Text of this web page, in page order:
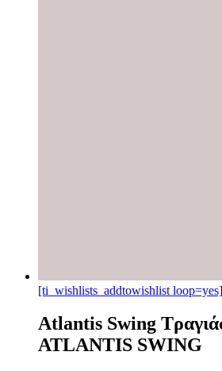
[ti_wishlists_addtowishlist loop=yes]
Atlantis Swing
ATLANTIS SWING